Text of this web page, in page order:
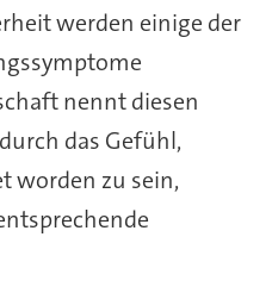
werden einige der
nennt diesen
das Gefühl,
worden zu sein,